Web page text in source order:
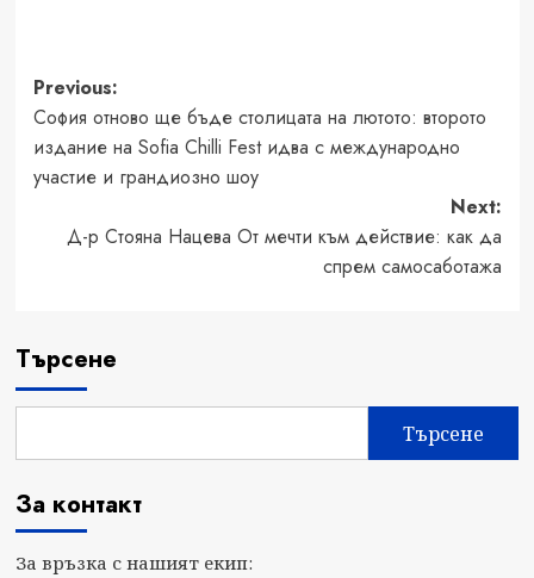
Post
navigation
Previous:
София отново ще бъде столицата на лютото: второто
издание на Sofia Chilli Fest идва с международно
участие и грандиозно шоу
Next:
Д-р Стояна Нацева От мечти към действие: как да
спрем самосаботажа
Търсене
Търсене
За контакт
За връзка с нашият екип: